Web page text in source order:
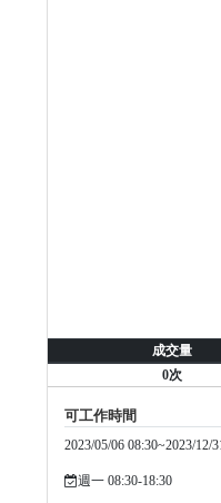
成交量
0次
可工作時間
2023/05/06 08:30~2023/12/
週一 08:30-18:30